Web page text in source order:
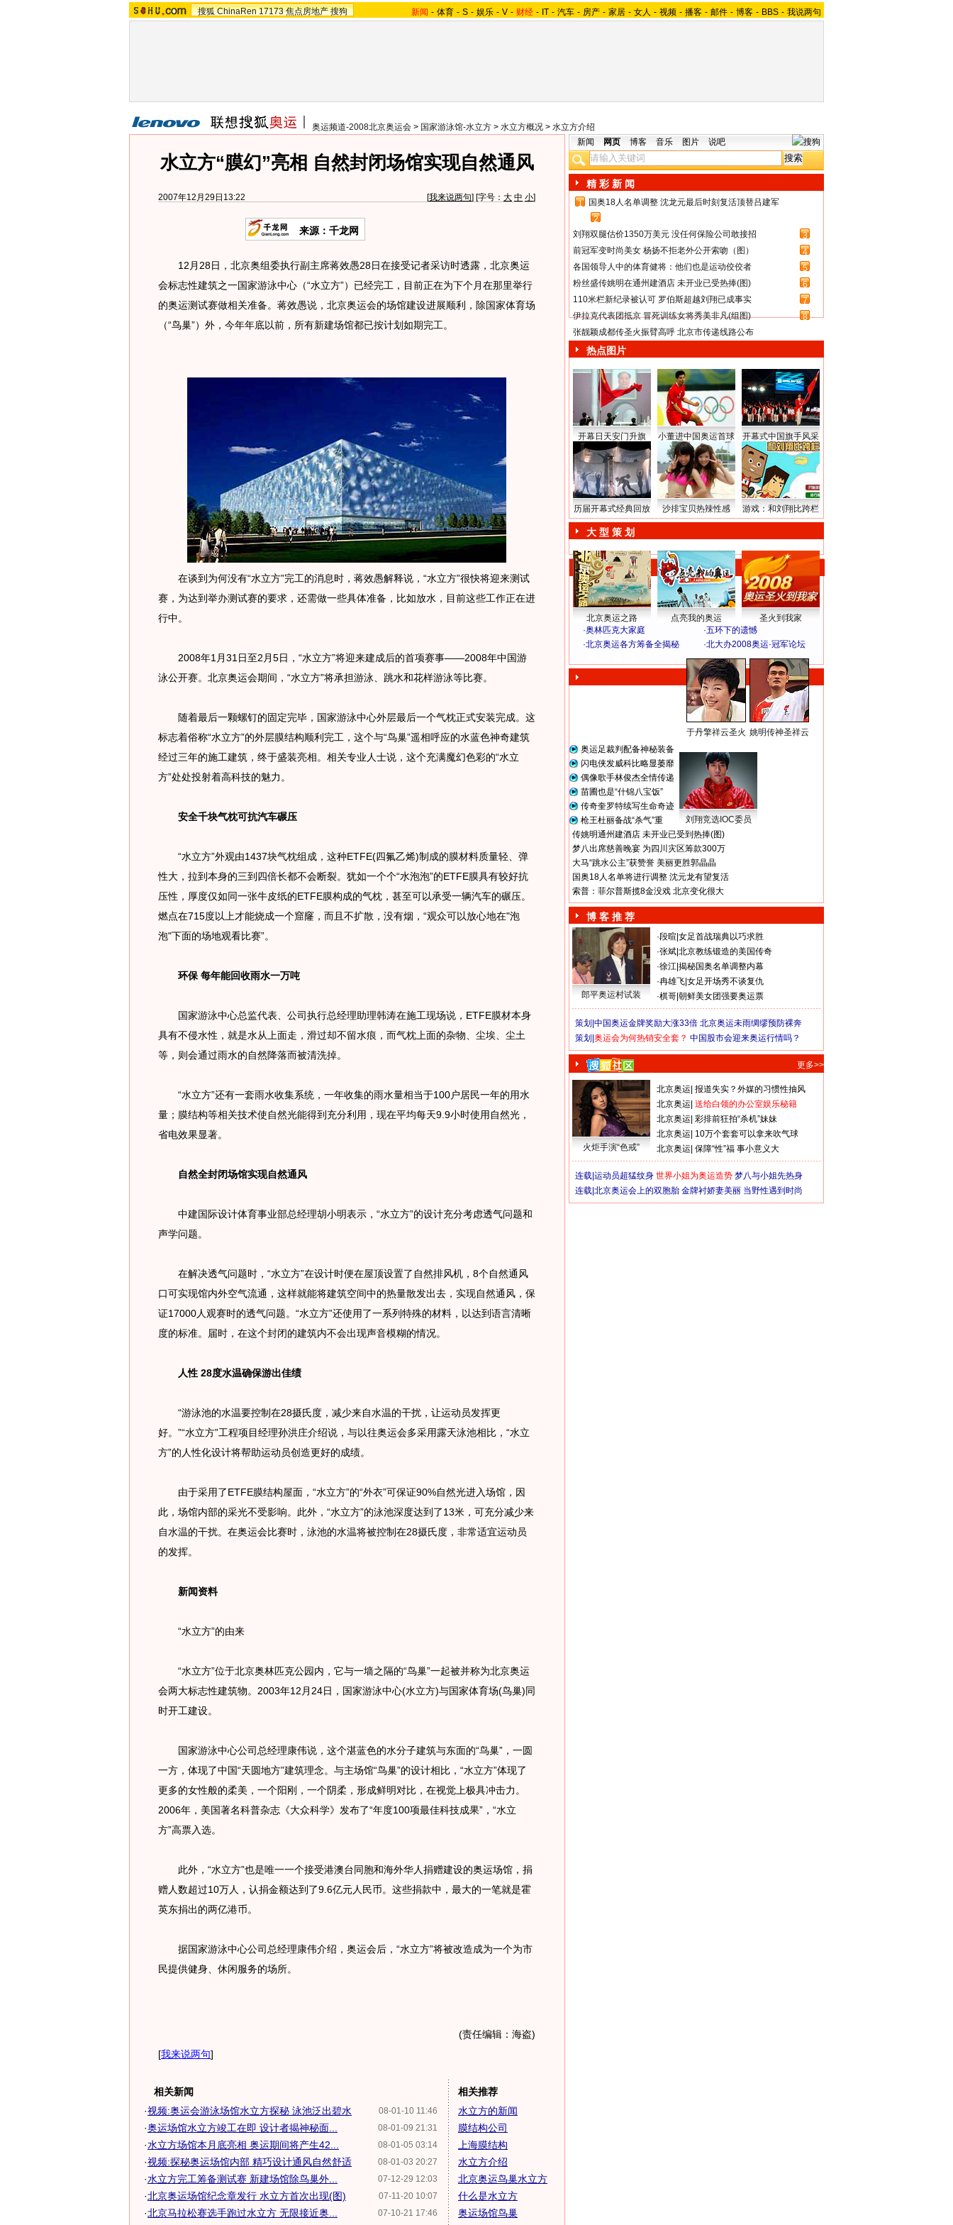
搜狐 ChinaRen 17173 焦点房地产 搜狗 新闻 - 体育 - S - 娱乐 - V - 财经 - IT - 汽车 - 房产 - 家居 - 女人 - 视频 - 播客 - 邮件 - 博客 - BBS - 我说两句
奥运频道-2008北京奥运会 > 国家游泳馆-水立方 > 水立方概况 > 水立方介绍
水立方“膜幻”亮相 自然封闭场馆实现自然通风
2007年12月29日13:22 [我来说两句] [字号： 大 中 小]
来源：千龙网
12月28日，北京奥组委执行副主席蒋效愚28日在接受记者采访时透露，北京奥运
会标志性建筑之一国家游泳中心（“水立方”）已经完工，目前正在为下个月在那里举行
的奥运测试赛做相关准备。蒋效愚说，北京奥运会的场馆建设进展顺利，除国家体育场
（“鸟巢”）外，今年年底以前，所有新建场馆都已按计划如期完工。
在谈到为何没有“水立方”完工的消息时，蒋效愚解释说，“水立方”很快将迎来测试
赛，为达到举办测试赛的要求，还需做一些具体准备，比如放水，目前这些工作正在进
行中。
2008年1月31日至2月5日，“水立方”将迎来建成后的首项赛事——2008年中国游
泳公开赛。北京奥运会期间，“水立方”将承担游泳、跳水和花样游泳等比赛。
随着最后一颗螺钉的固定完毕，国家游泳中心外层最后一个气枕正式安装完成。这
标志着俗称“水立方”的外层膜结构顺利完工，这个与“鸟巢”遥相呼应的水蓝色神奇建筑
经过三年的施工建筑，终于盛装亮相。 相关专业人士说，这个充满魔幻色彩的“水立
方”处处投射着高科技的魅力。
安全千块气枕可抗汽车碾压
“水立方”外观由1437块气枕组成，这种ETFE(四氟乙烯)制成的膜材料质量轻、弹
性大，拉到本身的三到四倍长都不会断裂。犹如一个个“水泡泡”的ETFE膜具有较好抗
压性，厚度仅如同一张牛皮纸的ETFE膜构成的气枕，甚至可以承受一辆汽车的碾压。
燃点在715度以上才能烧成一个窟窿，而且不扩散，没有烟，“观众可以放心地在"泡
泡"下面的场地观看比赛”。
环保 每年能回收雨水一万吨
国家游泳中心总监代表、公司执行总经理助理韩涛在施工现场说，ETFE膜材本身
具有不侵水性，就是水从上面走，滑过却不留水痕，而气枕上面的杂物、尘埃、尘土
等，则会通过雨水的自然降落而被清洗掉。
“水立方”还有一套雨水收集系统，一年收集的雨水量相当于100户居民一年的用水
量；膜结构等相关技术使自然光能得到充分利用，现在平均每天9.9小时使用自然光，
省电效果显著。
自然全封闭场馆实现自然通风
中建国际设计体育事业部总经理胡小明表示，“水立方”的设计充分考虑透气问题和
声学问题。
在解决透气问题时，“水立方”在设计时便在屋顶设置了自然排风机，8个自然通风
口可实现馆内外空气流通，这样就能将建筑空间中的热量散发出去，实现自然通风，保
证17000人观赛时的透气问题。“水立方”还使用了一系列特殊的材料，以达到语言清晰
度的标准。届时，在这个封闭的建筑内不会出现声音模糊的情况。
人性 28度水温确保游出佳绩
“游泳池的水温要控制在28摄氏度，减少来自水温的干扰，让运动员发挥更
好。”“水立方”工程项目经理孙洪庄介绍说，与以往奥运会多采用露天泳池相比，“水立
方”的人性化设计将帮助运动员创造更好的成绩。
由于采用了ETFE膜结构屋面，“水立方”的“外衣”可保证90%自然光进入场馆，因
此，场馆内部的采光不受影响。此外，“水立方”的泳池深度达到了13米，可充分减少来
自水温的干扰。在奥运会比赛时，泳池的水温将被控制在28摄氏度，非常适宜运动员
的发挥。
新闻资料
“水立方”的由来
“水立方”位于北京奥林匹克公园内，它与一墙之隔的“鸟巢”一起被并称为北京奥运
会两大标志性建筑物。2003年12月24日，国家游泳中心(水立方)与国家体育场(鸟巢)同
时开工建设。
国家游泳中心公司总经理康伟说，这个湛蓝色的水分子建筑与东面的“鸟巢”，一圆
一方，体现了中国“天圆地方”建筑理念。与主场馆“鸟巢”的设计相比，“水立方”体现了
更多的女性般的柔美，一个阳刚，一个阴柔，形成鲜明对比，在视觉上极具冲击力。
2006年，美国著名科普杂志《大众科学》发布了“年度100项最佳科技成果”，“水立
方”高票入选。
此外，“水立方”也是唯一一个接受港澳台同胞和海外华人捐赠建设的奥运场馆，捐
赠人数超过10万人，认捐金额达到了9.6亿元人民币。这些捐款中，最大的一笔就是霍
英东捐出的两亿港币。
据国家游泳中心公司总经理康伟介绍，奥运会后，“水立方”将被改造成为一个为市
民提供健身、休闲服务的场所。
(责任编辑：海盗)
[我来说两句]
相关新闻
08-01-10 11:46
·视频:奥运会游泳场馆水立方探秘 泳池泛出碧水
08-01-09 21:31
·奥运场馆水立方竣工在即 设计者揭神秘面...
08-01-05 03:14
·水立方场馆本月底亮相 奥运期间将产生42...
08-01-03 20:27
·视频:探秘奥运场馆内部 精巧设计通风自然舒适
07-12-29 12:03
·水立方完工筹备测试赛 新建场馆除鸟巢外...
07-11-20 10:07
·北京奥运场馆纪念章发行 水立方首次出现(图)
07-10-21 17:46
·北京马拉松赛选手跑过水立方 无限接近奥...
相关推荐
水立方的新闻
膜结构公司
上海膜结构
水立方介绍
北京奥运鸟巢水立方
什么是水立方
奥运场馆鸟巢
新闻 网页 博客 音乐 图片 说吧
精 彩 新 闻
1
国奥18人名单调整 沈龙元最后时刻复活顶替吕建军
2
刘翔双腿估价1350万美元 没任何保险公司敢接招
3
前冠军变时尚美女 杨扬不拒老外公开索吻（图）
4
各国领导人中的体育健将：他们也是运动佼佼者
5
粉丝盛传姚明在通州建酒店 未开业已受热捧(图)
6
110米栏新纪录被认可 罗伯斯超越刘翔已成事实
7
伊拉克代表团抵京 冒死训练女将秀美非凡(组图)
8
张靓颖成都传圣火振臂高呼 北京市传递线路公布
热点图片
开幕日天安门升旗 小董进中国奥运首球 开幕式中国旗手风采
历届开幕式经典回放 沙排宝贝热辣性感 游戏：和刘翔比跨栏
大 型 策 划
北京奥运之路 点亮我的奥运
圣火到我家
·奥林匹克大家庭 ·五环下的遗憾
·北京奥运各方筹备全揭秘 ·北大办2008奥运·冠军论坛
于丹擎祥云圣火 姚明传神圣祥云
奥运足裁判配备神秘装备
闪电侠发威科比略显萎靡
偶像歌手林俊杰全情传递
苗圃也是“什锦八宝饭”
传奇奎罗特续写生命奇迹
枪王杜丽备战“杀气”重
刘翔竞选IOC委员
传姚明通州建酒店 未开业已受到热捧(图)
梦八出席慈善晚宴 为四川灾区筹款300万
大马“跳水公主”获赞誉 美丽更胜郭晶晶
国奥18人名单将进行调整 沈元龙有望复活
索普：菲尔普斯揽8金没戏 北京变化很大
博 客 推 荐
郎平奥运村试装
·段暄 女足首战瑞典以巧求胜
·张斌 北京教练锻造的美国传奇
·徐江 揭秘国奥名单调整内幕
·冉雄飞 女足开场秀不谈复仇
·棋哥 朝鲜美女团强要奥运票
策划| 中国奥运金牌奖励大涨33倍 北京奥运未雨绸缪预防裸奔
策划| 奥运会为何热销安全套？ 中国股市会迎来奥运行情吗？
更多>>
火炬手演“色戒”
北京奥运 报道失实？外媒的习惯性抽风
北京奥运 送给白领的办公室娱乐秘籍
北京奥运 彩排前狂拍“杀机”妹妹
北京奥运 10万个套套可以拿来吹气球
北京奥运 保障“性”福 事小意义大
连载| 运动员超猛纹身 世界小姐为奥运造势 梦八与小姐先热身
连载| 北京奥运会上的双胞胎 金牌衬娇妻美丽 当野性遇到时尚